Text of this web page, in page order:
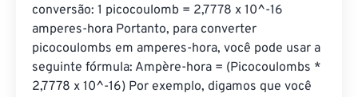
conversão: 1 picocoulomb = 2,7778 x 10^-16
amperes-hora Portanto, para converter
picocoulombs em amperes-hora, você pode usar a
seguinte fórmula: Ampère-hora = (Picocoulombs *
2,7778 x 10^-16) Por exemplo, digamos que você